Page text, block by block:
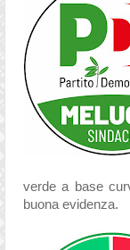
verde a base
buona evidenza.